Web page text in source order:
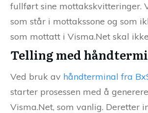
fullført sine mottakskvitteringer.
som står i mottakssone og som
som mottatt i Visma.Net skal
Telling med
Ved bruk av håndterminal fra
starter prosessen med å
Visma.Net, som vanlig. Deretter